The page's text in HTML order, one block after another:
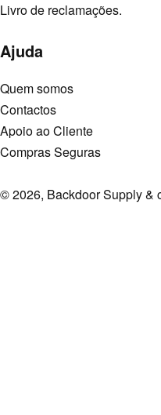
Livro de reclamações.
Ajuda
Quem somos
Contactos
Apoio ao Cliente
Compras Seguras
© 2026, Backdoor Supply &